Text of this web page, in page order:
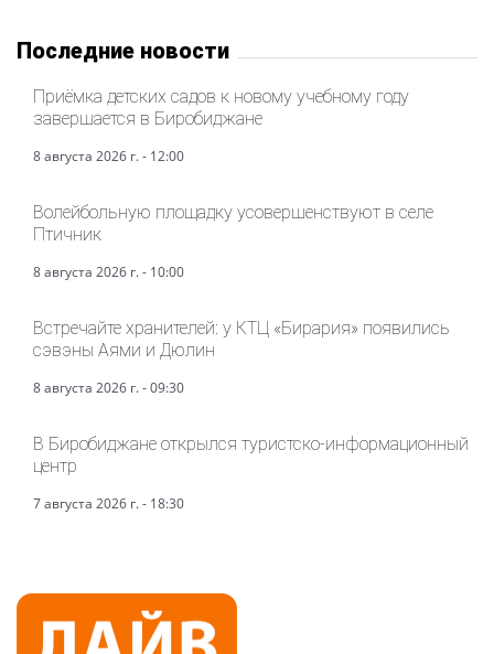
Последние новости
Приёмка детских садов к новому учебному году
завершается в Биробиджане
8 августа 2026 г. - 12:00
Волейбольную площадку усовершенствуют в селе
Птичник
8 августа 2026 г. - 10:00
Встречайте хранителей: у КТЦ «Бирария» появились
сэвэны Аями и Дюлин
8 августа 2026 г. - 09:30
В Биробиджане открылся туристско-информационный
центр
7 августа 2026 г. - 18:30